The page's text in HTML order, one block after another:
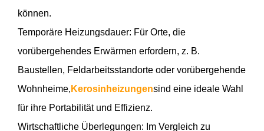
können.
Temporäre Heizungsdauer: Für Orte, die
vorübergehendes Erwärmen erfordern, z. B.
Baustellen, Feldarbeitsstandorte oder vorübergehende
Wohnheime, Kerosinheizungensind eine ideale Wahl
für ihre Portabilität und Effizienz.
Wirtschaftliche Überlegungen: Im Vergleich zu